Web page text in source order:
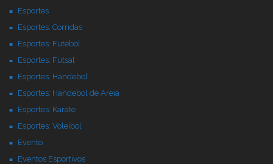
Esportes
Esportes: Corridas
Esportes: Futebol
Esportes: Futsal
Esportes: Handebol
Esportes: Handebol de Areia
Esportes: Karate
Esportes: Voleibol
Evento
Eventos Esportivos